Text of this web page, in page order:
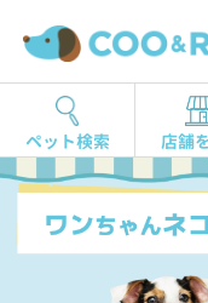
ペット検索 店舗